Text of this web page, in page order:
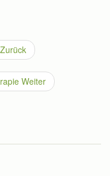
Zurück
Weiter